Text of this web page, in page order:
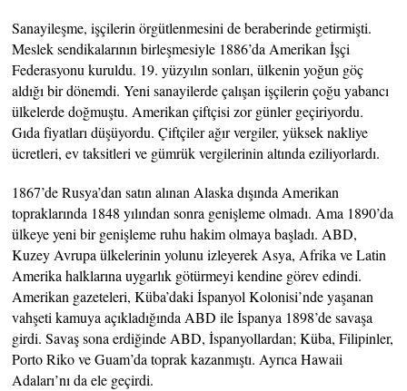
Sanayileşme, işçilerin örgütlenmesini de beraberinde getirmişti.
Meslek sendikalarının birleşmesiyle 1886’da Amerikan İşçi
Federasyonu kuruldu. 19. yüzyılın sonları, ülkenin yoğun göç
aldığı bir dönemdi. Yeni sanayilerde çalışan işçilerin çoğu yabancı
ülkelerde doğmuştu. Amerikan çiftçisi zor günler geçiriyordu.
Gıda fiyatları düşüyordu. Çiftçiler ağır vergiler, yüksek nakliye
ücretleri, ev taksitleri ve gümrük vergilerinin altında eziliyorlardı.
1867’de Rusya’dan satın alınan Alaska dışında Amerikan
topraklarında 1848 yılından sonra genişleme olmadı. Ama 1890’da
ülkeye yeni bir genişleme ruhu hakim olmaya başladı. ABD,
Kuzey Avrupa ülkelerinin yolunu izleyerek Asya, Afrika ve Latin
Amerika halklarına uygarlık götürmeyi kendine görev edindi.
Amerikan gazeteleri, Küba’daki İspanyol Kolonisi’nde yaşanan
vahşeti kamuya açıkladığında ABD ile İspanya 1898’de savaşa
girdi. Savaş sona erdiğinde ABD, İspanyollardan; Küba, Filipinler,
Porto Riko ve Guam’da toprak kazanmıştı. Ayrıca Hawaii
Adaları’nı da ele geçirdi.